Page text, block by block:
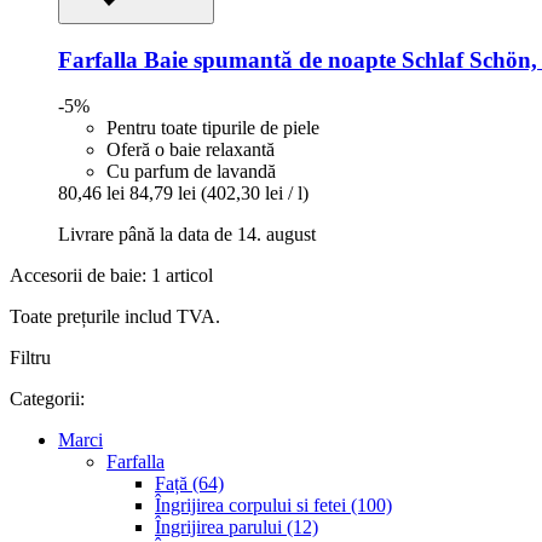
Farfalla Baie spumantă de noapte Schlaf
-5%
Pentru toate tipurile de piele
Oferă o baie relaxantă
Cu parfum de lavandă
80,46 lei 84,79 lei (402,30 lei / l)
Livrare până la data de 14. august
Accesorii de baie: 1 articol
Toate prețurile includ TVA.
Filtru
Categorii:
Marci
Farfalla
Față (64)
Îngrijirea corpului si fetei (100)
Îngrijirea parului (12)